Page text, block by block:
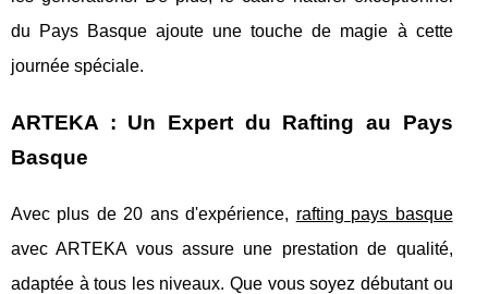
du Pays Basque ajoute une touche de magie à cette
journée spéciale.
ARTEKA : Un Expert du Rafting au Pays
Basque
Avec plus de 20 ans d'expérience, rafting pays basque
avec ARTEKA vous assure une prestation de qualité,
adaptée à tous les niveaux. Que vous soyez débutant ou